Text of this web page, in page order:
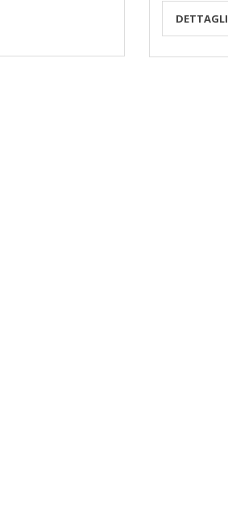
DETTAGLI